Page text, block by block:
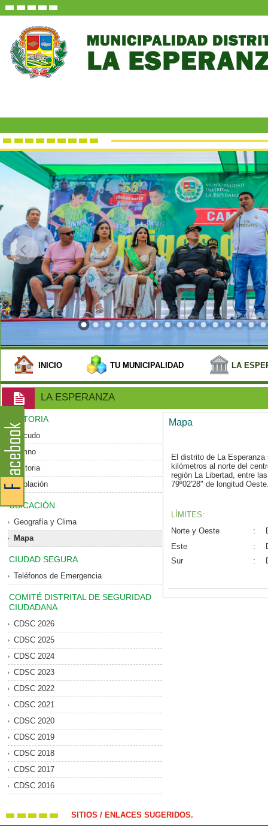
INICIO TU MUNICIPALIDAD LA
LA ESPERANZA
HISTORIA
Escudo
Himno
Historia
Población
UBICACIÓN
Geografía y Clima
Mapa
CIUDAD SEGURA
Teléfonos de Emergencia
COMITÉ DISTRITAL DE SEGURIDAD
CIUDADANA
CDSC 2026
CDSC 2025
CDSC 2024
CDSC 2023
CDSC 2022
CDSC 2021
CDSC 2020
CDSC 2019
CDSC 2018
CDSC 2017
CDSC 2016
Mapa
El distrito de La
kilómetros al norte del
región La Libertad, entre
79º02'28" de longitud
LÍMITES:
Norte y Oeste
:
Este
:
Sur
:
SITIOS / ENLACES SUGERIDOS.